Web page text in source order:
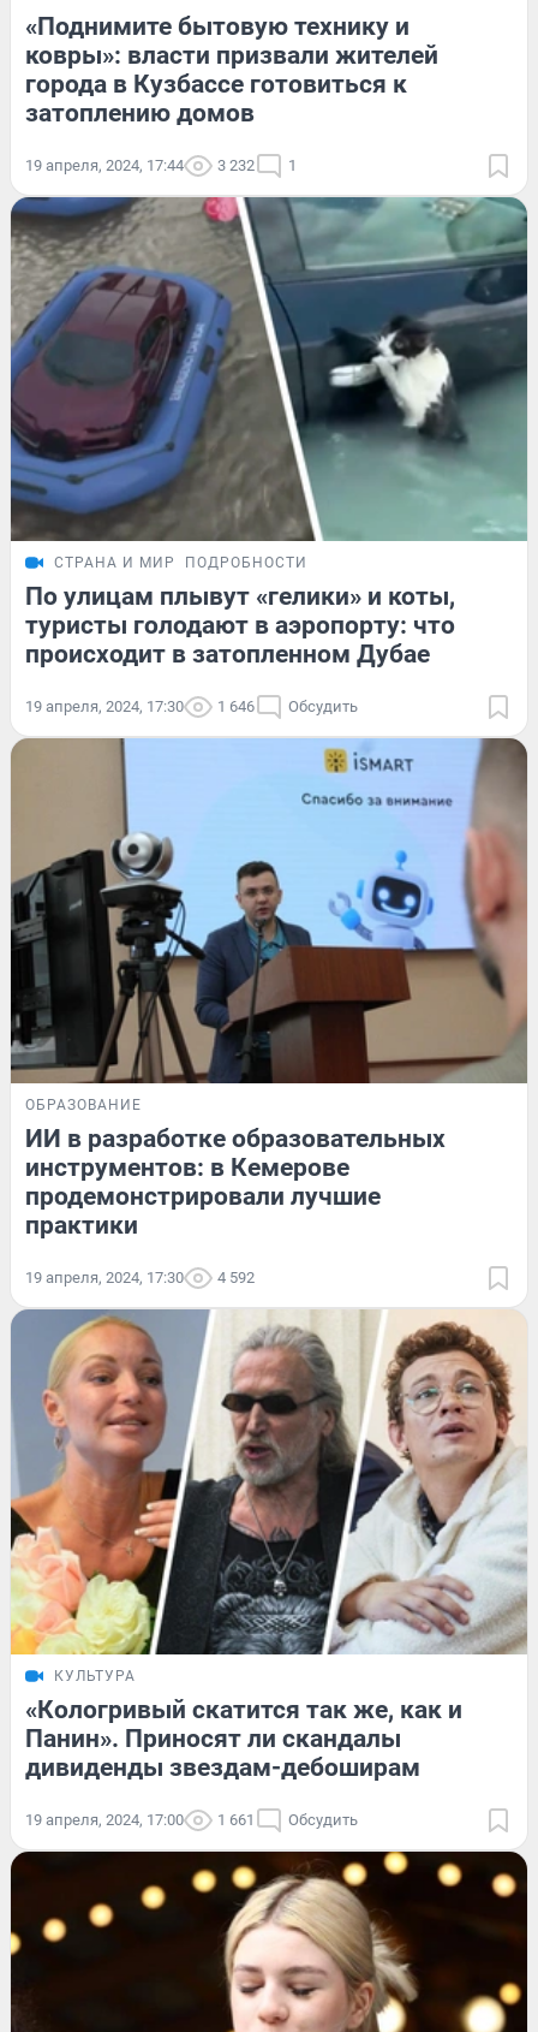
«Поднимите бытовую технику и
ковры»: власти призвали жителей
города в Кузбассе готовиться к
затоплению домов
19 апреля, 2024, 17:44 3 232 1
СТРАНА И МИР ПОДРОБНОСТИ
По улицам плывут «гелики» и коты,
туристы голодают в аэропорту: что
происходит в затопленном Дубае
19 апреля, 2024, 17:30 1 646 Обсудить
ОБРАЗОВАНИЕ
ИИ в разработке образовательных
инструментов: в Кемерове
продемонстрировали лучшие
практики
19 апреля, 2024, 17:30 4 592
КУЛЬТУРА
«Кологривый скатится так же, как и
Панин». Приносят ли скандалы
дивиденды звездам-дебоширам
19 апреля, 2024, 17:00 1 661 Обсудить